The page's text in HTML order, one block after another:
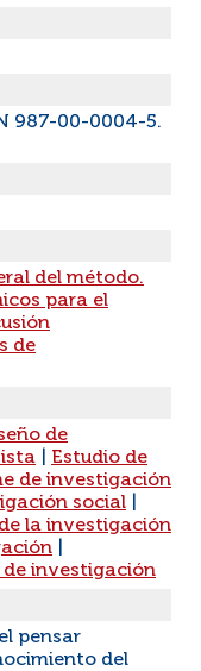
987-00-0004-5.
del método.
para el
de
de
Estudio de
de investigación
social
la investigación
de investigación
pensar
del